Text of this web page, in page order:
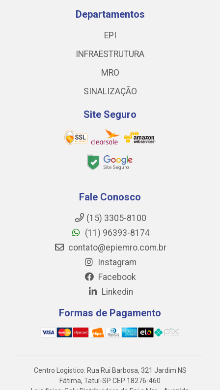
Departamentos
EPI
INFRAESTRUTURA
MRO
SINALIZAÇÃO
Site Seguro
Fale Conosco
(15) 3305-8100
(11) 96393-8174
contato@epiemro.com.br
Instagram
Facebook
Linkedin
Formas de Pagamento
Centro Logistico: Rua Rui Barbosa, 321 Jardim NS
Fátima, Tatuí-SP CEP 18276-460